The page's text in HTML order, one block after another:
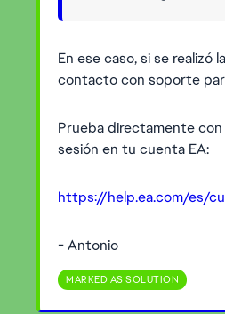
En ese caso, si se
contacto con soporte
Prueba directamente
sesión en tu cuenta EA:
https://help.ea.com/es/
- Antonio
MARKED AS SOLUTION